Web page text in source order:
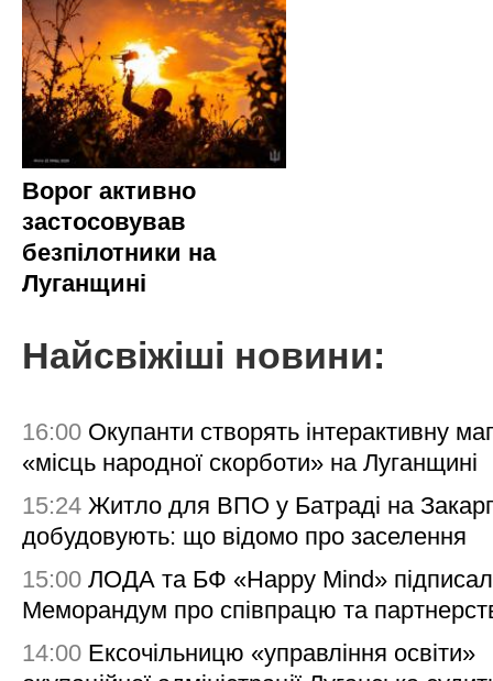
Ворог активно
застосовував
безпілотники на
Луганщині
Найсвіжіші новини:
16:00 Окупанти створять інтерактивну
«місць народної скорботи» на Луганщині
15:24 Житло для ВПО у Батраді на
добудовують: що відомо про заселення
15:00 ЛОДА та БФ «Happy Mind»
Меморандум про співпрацю та
14:00 Ексочільницю «управління освіти»